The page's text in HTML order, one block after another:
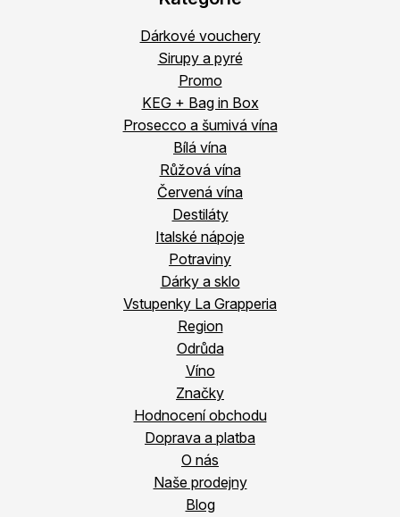
Dárkové vouchery
Sirupy a pyré
Promo
KEG + Bag in Box
Prosecco a šumivá vína
Bílá vína
Růžová vína
Červená vína
Destiláty
Italské nápoje
Potraviny
Dárky a sklo
Vstupenky La Grapperia
Region
Odrůda
Víno
Značky
Hodnocení obchodu
Doprava a platba
O nás
Naše prodejny
Blog